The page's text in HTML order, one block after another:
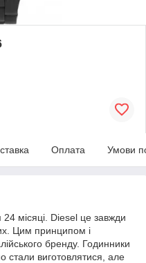
Оплата Умови
місяці. Diesel це завжди
Цим принципом і
бренду. Годинники
стали виготовлятися, але